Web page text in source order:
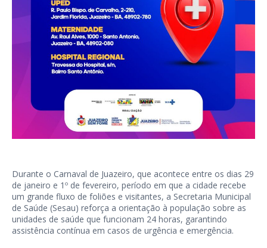
Durante o Carnaval de Juazeiro, que acontece entre os dias 29
de janeiro e 1º de fevereiro, período em que a cidade recebe
um grande fluxo de foliões e visitantes, a Secretaria Municipal
de Saúde (Sesau) reforça a orientação à população sobre as
unidades de saúde que funcionam 24 horas, garantindo
assistência contínua em casos de urgência e emergência.